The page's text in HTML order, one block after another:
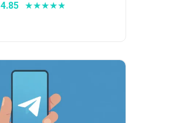
4.85